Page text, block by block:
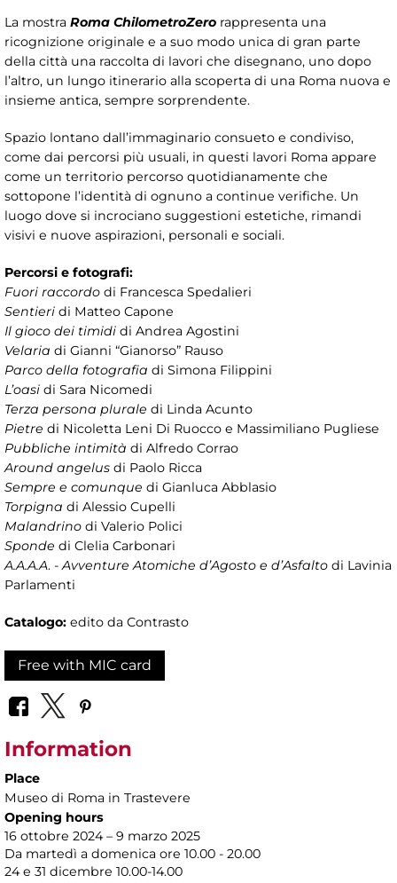
La mostra Roma ChilometroZero rappresenta una
ricognizione originale e a suo modo unica di gran parte
della città una raccolta di lavori che disegnano, uno dopo
l’altro, un lungo itinerario alla scoperta di una Roma nuova e
insieme antica, sempre sorprendente.
Spazio lontano dall’immaginario consueto e condiviso,
come dai percorsi più usuali, in questi lavori Roma appare
come un territorio percorso quotidianamente che
sottopone l’identità di ognuno a continue verifiche. Un
luogo dove si incrociano suggestioni estetiche, rimandi
visivi e nuove aspirazioni, personali e sociali.
Percorsi e fotografi:
Fuori raccordo di Francesca Spedalieri
Sentieri di Matteo Capone
Il gioco dei timidi di Andrea Agostini
Velaria di Gianni “Gianorso” Rauso
Parco della fotografia di Simona Filippini
L’oasi di Sara Nicomedi
Terza persona plurale di Linda Acunto
Pietre di Nicoletta Leni Di Ruocco e Massimiliano Pugliese
Pubbliche intimità di Alfredo Corrao
Around angelus di Paolo Ricca
Sempre e comunque di Gianluca Abblasio
Torpigna di Alessio Cupelli
Malandrino di Valerio Polici
Sponde di Clelia Carbonari
A.A.A.A. -Avventure Atomiche d’Agosto e d’Asfalto di Lavinia
Parlamenti
Catalogo: edito da Contrasto
Free with MIC card
Information
Place
Museo di Roma in Trastevere
Opening hours
16 ottobre 2024 – 9 marzo 2025
Da martedì a domenica ore 10.00 - 20.00
24 e 31 dicembre 10.00-14.00